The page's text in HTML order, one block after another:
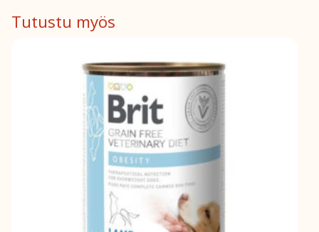
Tutustu myös